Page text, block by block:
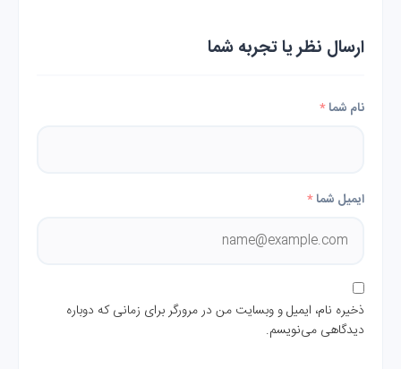
ارسال نظر یا تجربه شما
نام شما*
ایمیل شما*
ذخیره نام، ایمیل و وبسایت من در مرورگر برای زمانی که دوباره
دیدگاهی می‌نویسم.